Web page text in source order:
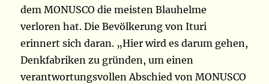
dem MONUSCO die meisten Blauhelme
verloren hat. Die Bevölkerung von Ituri
erinnert sich daran. „Hier wird es darum gehen,
Denkfabriken zu gründen, um einen
verantwortungsvollen Abschied von MONUSCO